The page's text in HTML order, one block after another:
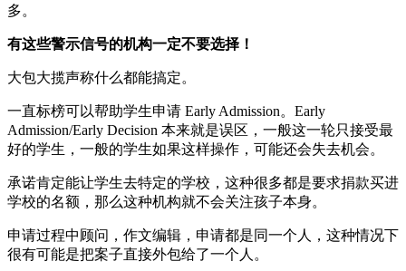
多。
有这些警示信号的机构一定不要选择！
大包大揽声称什么都能搞定。
一直标榜可以帮助学生申请 Early Admission。Early
Admission/Early Decision 本来就是误区，一般这一轮只接受最
好的学生，一般的学生如果这样操作，可能还会失去机会。
承诺肯定能让学生去特定的学校，这种很多都是要求捐款买进
学校的名额，那么这种机构就不会关注孩子本身。
申请过程中顾问，作文编辑，申请都是同一个人，这种情况下
很有可能是把案子直接外包给了一个人。